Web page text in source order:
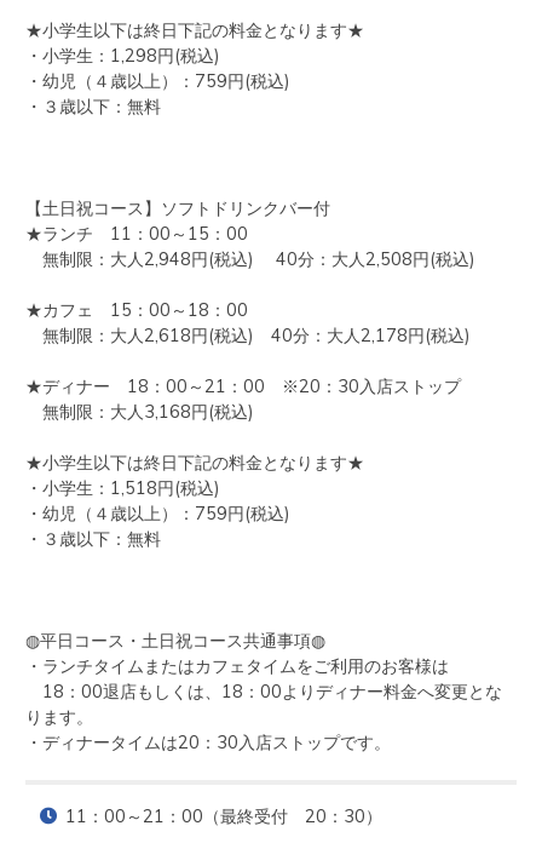
★小学生以下は終日下記の料金となります★
・小学生：1,298円(税込)
・幼児（４歳以上）：759円(税込)
・３歳以下：無料
【土日祝コース】ソフトドリンクバー付
★ランチ　11：00～15：00
無制限：大人2,948円(税込) 　40分：大人2,508円(税込)
★カフェ　15：00～18：00
無制限：大人2,618円(税込)　40分：大人2,178円(税込)
★ディナー　18：00～21：00　※20：30入店ストップ
無制限：大人3,168円(税込)
★小学生以下は終日下記の料金となります★
・小学生：1,518円(税込)
・幼児（４歳以上）：759円(税込)
・３歳以下：無料
◍平日コース・土日祝コース共通事項◍
・ランチタイムまたはカフェタイムをご利用のお客様は
18：00退店もしくは、18：00よりディナー料金へ変更とな
ります。
・ディナータイムは20：30入店ストップです。
11：00～21：00（最終受付　20：30）